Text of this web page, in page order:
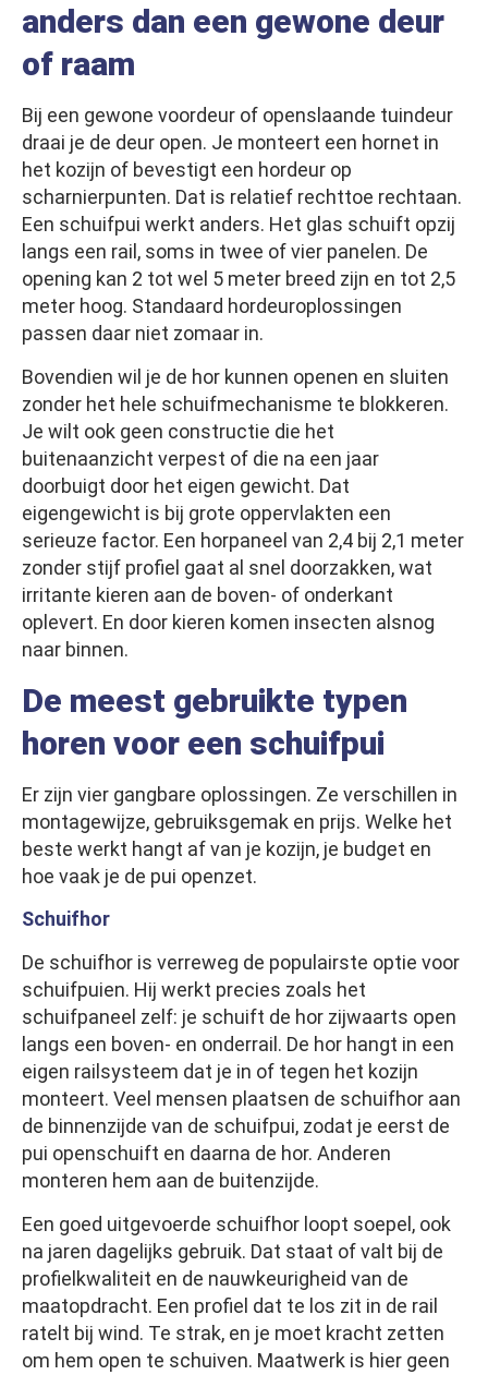
anders dan een gewone deur
of raam
Bij een gewone voordeur of openslaande tuindeur
draai je de deur open. Je monteert een hornet in
het kozijn of bevestigt een hordeur op
scharnierpunten. Dat is relatief rechttoe rechtaan.
Een schuifpui werkt anders. Het glas schuift opzij
langs een rail, soms in twee of vier panelen. De
opening kan 2 tot wel 5 meter breed zijn en tot 2,5
meter hoog. Standaard hordeuroplossingen
passen daar niet zomaar in.
Bovendien wil je de hor kunnen openen en sluiten
zonder het hele schuifmechanisme te blokkeren.
Je wilt ook geen constructie die het
buitenaanzicht verpest of die na een jaar
doorbuigt door het eigen gewicht. Dat
eigengewicht is bij grote oppervlakten een
serieuze factor. Een horpaneel van 2,4 bij 2,1 meter
zonder stijf profiel gaat al snel doorzakken, wat
irritante kieren aan de boven- of onderkant
oplevert. En door kieren komen insecten alsnog
naar binnen.
De meest gebruikte typen
horen voor een schuifpui
Er zijn vier gangbare oplossingen. Ze verschillen in
montagewijze, gebruiksgemak en prijs. Welke het
beste werkt hangt af van je kozijn, je budget en
hoe vaak je de pui openzet.
Schuifhor
De schuifhor is verreweg de populairste optie voor
schuifpuien. Hij werkt precies zoals het
schuifpaneel zelf: je schuift de hor zijwaarts open
langs een boven- en onderrail. De hor hangt in een
eigen railsysteem dat je in of tegen het kozijn
monteert. Veel mensen plaatsen de schuifhor aan
de binnenzijde van de schuifpui, zodat je eerst de
pui openschuift en daarna de hor. Anderen
monteren hem aan de buitenzijde.
Een goed uitgevoerde schuifhor loopt soepel, ook
na jaren dagelijks gebruik. Dat staat of valt bij de
profielkwaliteit en de nauwkeurigheid van de
maatopdracht. Een profiel dat te los zit in de rail
ratelt bij wind. Te strak, en je moet kracht zetten
om hem open te schuiven. Maatwerk is hier geen